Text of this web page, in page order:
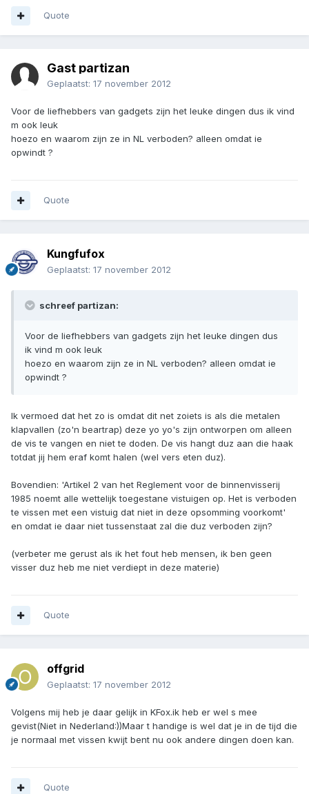
Quote
Gast partizan
Geplaatst: 17 november 2012
Voor de liefhebbers van gadgets zijn het leuke dingen dus ik vind
m ook leuk
hoezo en waarom zijn ze in NL verboden? alleen omdat ie
opwindt ?
Quote
Kungfufox
Geplaatst: 17 november 2012
schreef partizan:
Voor de liefhebbers van gadgets zijn het leuke dingen dus
ik vind m ook leuk
hoezo en waarom zijn ze in NL verboden? alleen omdat ie
opwindt ?
Ik vermoed dat het zo is omdat dit net zoiets is als die metalen
klapvallen (zo'n beartrap) deze yo yo's zijn ontworpen om alleen
de vis te vangen en niet te doden. De vis hangt duz aan die haak
totdat jij hem eraf komt halen (wel vers eten duz).
Bovendien: 'Artikel 2 van het Reglement voor de binnenvisserij
1985 noemt alle wettelijk toegestane vistuigen op. Het is verboden
te vissen met een vistuig dat niet in deze opsomming voorkomt'
en omdat ie daar niet tussenstaat zal die duz verboden zijn?
(verbeter me gerust als ik het fout heb mensen, ik ben geen
visser duz heb me niet verdiept in deze materie)
Quote
offgrid
Geplaatst: 17 november 2012
Volgens mij heb je daar gelijk in KFox.ik heb er wel s mee
gevist(Niet in Nederland:))Maar t handige is wel dat je in de tijd die
je normaal met vissen kwijt bent nu ook andere dingen doen kan.
Quote